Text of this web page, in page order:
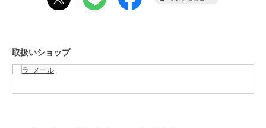
性別タイプ
レディース
カラー
サイズ
取扱いショップ